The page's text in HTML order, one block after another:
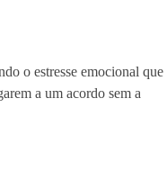
o estresse emocional que
a um acordo sem a